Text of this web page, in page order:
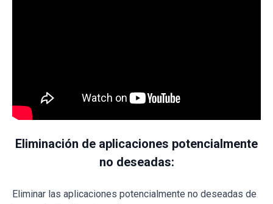
Eliminación de aplicaciones potencialmente
no deseadas:
Eliminar las aplicaciones potencialmente no deseadas de